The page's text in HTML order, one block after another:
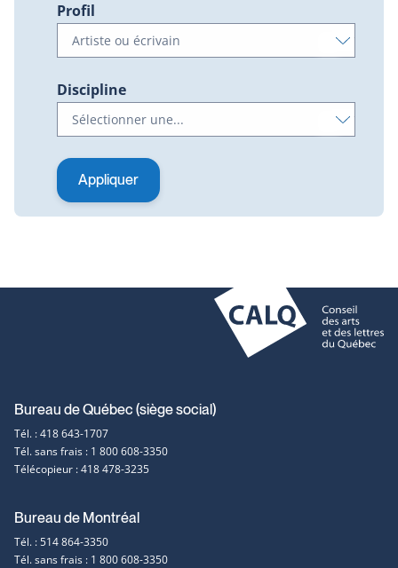
Profil
Discipline
Coordonnées
et
contact
Bureau de Québec (siège social)
Tél. : 418 643-1707
Tél. sans frais : 1 800 608-3350
Télécopieur : 418 478-3235
Bureau de Montréal
Tél. : 514 864-3350
Tél. sans frais : 1 800 608-3350